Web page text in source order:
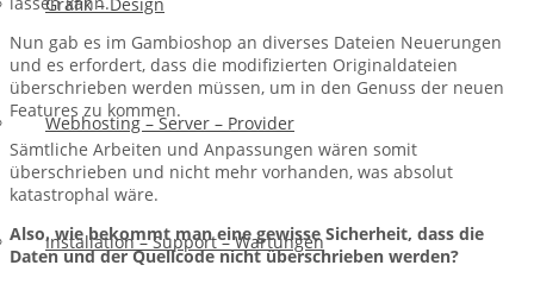
Webhosting – Server – Provider
Installation – Support – Wartungen
Nun gab es im Gambioshop an diverses Dateien Neuerungen
und es erfordert, dass die modifizierten Originaldateien
überschrieben werden müssen, um in den Genuss der neuen
Features zu kommen.
Sämtliche Arbeiten und Anpassungen wären somit
überschrieben und nicht mehr vorhanden, was absolut
katastrophal wäre.
Also, wie bekommt man eine gewisse Sicherheit, dass die
Daten und der Quellcode nicht überschrieben werden?